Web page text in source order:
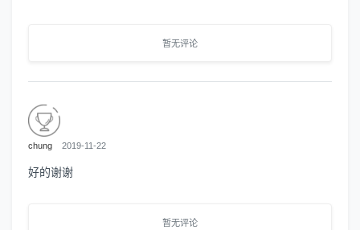
暂无评论
chung 2019-11-22
好的谢谢
暂无评论